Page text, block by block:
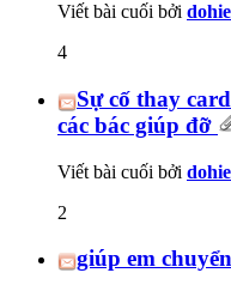
Viết bài cuối bởi
4
Sự cố thay
các bác giúp đỡ
Viết bài cuối bởi
2
giúp em